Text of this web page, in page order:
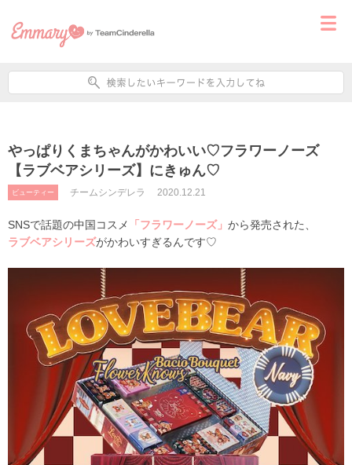
やっぱりくまちゃんがかわいい♡フラワーノーズ
【ラブベアシリーズ】にきゅん♡
ビューティー チームシンデレラ 2020.12.21
SNSで話題の中国コスメ 「フラワーノーズ」 から発売された、
ラブベアシリーズがかわいすぎるんです♡